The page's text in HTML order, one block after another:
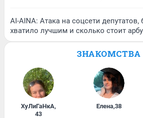
AI-AINA: Атака на соцсети
хватило лучшим и сколько стоит
ЗНАКОМСТВА
ХуЛиГаНкА,
43
Елена,38